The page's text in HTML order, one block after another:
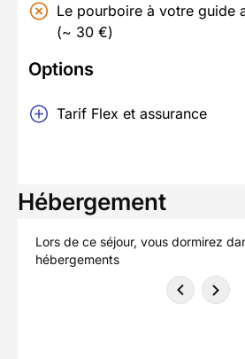
Le pourboire à votre guide
(~ 30 €)
Options
Tarif Flex et assurance
Hébergement
Lors de ce séjour, vous dormirez
hébergements